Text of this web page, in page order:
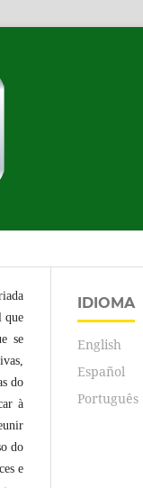
que
se
do
à
do
e
IDIOMA
English
Español
Português